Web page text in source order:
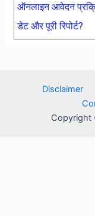
ऑनलाइन आवेदन
डेट और पूरी रिपोर्ट?
Disclaimer
Copyright